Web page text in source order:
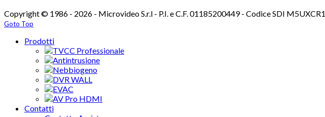
Copyright © 1986 - 2026 - Microvideo S.r.l - P.I. e C.F. 01185200449 - Codice SDI M5UXCR1
Goto Top
Prodotti
TVCC Professionale
Antintrusione
Nebbiogeno
DVR WALL
EVAC
AV Pro HDMI
Contatti